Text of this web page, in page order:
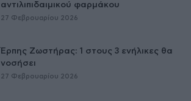
αντιλιπιδαιμικού φαρμάκου
27 Φεβρουαρίου 2026
Έρπης Ζωστήρας: 1 στους 3 ενήλικες θα
νοσήσει
27 Φεβρουαρίου 2026